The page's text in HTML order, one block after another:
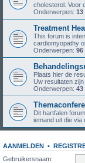
cholesterol. Voor
Onderwerpen: 13
Treatment
This forum is
cardiomyopathy
Onderwerpen: 96
Plaats hier de
Uw resultaten zijn
Onderwerpen: 43
Dit hartfalen
iemand uit die via
AANMELDEN •
Gebruikersnaam: